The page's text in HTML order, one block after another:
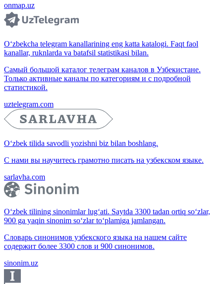
onmap.uz
O‘zbekcha telegram kanallarining eng katta katalogi. Faqt faol
kanallar, ruknlarda va batafsil statistikasi bilan.
Самый большой каталог телеграм каналов в Узбекистане.
Только активные каналы по категориям и с подробной
статистикой.
uztelegram.com
O‘zbek tilida savodli yozishni biz bilan boshlang.
С нами вы научитесь грамотно писать на узбекском языке.
sarlavha.com
O‘zbek tilining sinonimlar lug‘ati. Saytda 3300 tadan ortiq so‘zlar,
900 ga yaqin sinonim so‘zlar to‘plamiga jamlangan.
Словарь синонимов узбекского языка на нашем сайте
содержит более 3300 слов и 900 синонимов.
sinonim.uz